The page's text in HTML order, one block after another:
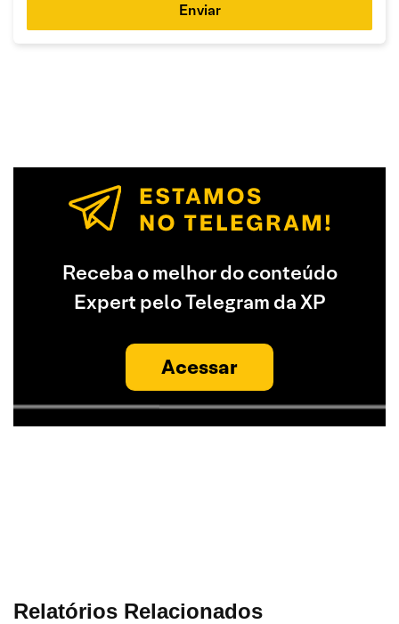
Enviar
Receba o melhor do conteúdo
Expert pelo Telegram da XP
Acessar
Relatórios Relacionados